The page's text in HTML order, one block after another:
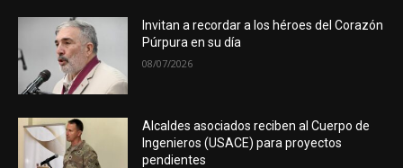
Invitan a recordar a los héroes del Corazón
Púrpura en su día
08/07/2026
Alcaldes asociados reciben al Cuerpo de
Ingenieros (USACE) para proyectos
pendientes